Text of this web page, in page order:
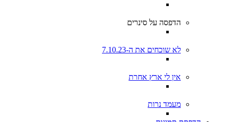
הדפסה על סינרים
לא שוכחים את ה-7.10.23
אין לי ארץ אחרת
מעמד נרות